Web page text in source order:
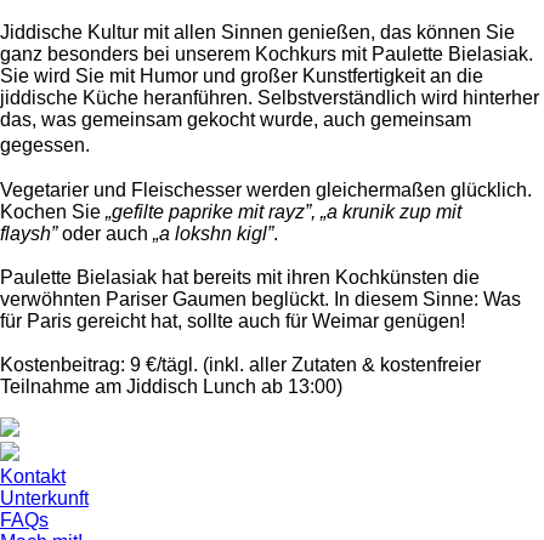
Jiddische Kultur mit allen Sinnen genießen, das können Sie
ganz besonders bei unserem Kochkurs mit Paulette Bielasiak.
Sie wird Sie mit Humor und großer Kunstfertigkeit an die
jiddische Küche heranführen. Selbstverständlich wird hinterher
das, was gemeinsam gekocht wurde, auch gemeinsam
gegessen.
Vegetarier und Fleischesser werden gleichermaßen glücklich.
Kochen Sie „gefilte paprike mit rayz”, „a krunik zup mit
flaysh”oder auch „a lokshn kigl”.
Paulette Bielasiak hat bereits mit ihren Kochkünsten die
verwöhnten Pariser Gaumen beglückt. In diesem Sinne: Was
für Paris gereicht hat, sollte auch für Weimar genügen!
Kostenbeitrag: 9 €/tägl. (inkl. aller Zutaten & kostenfreier
Teilnahme am Jiddisch Lunch ab 13:00)
Kontakt
Unterkunft
FAQs